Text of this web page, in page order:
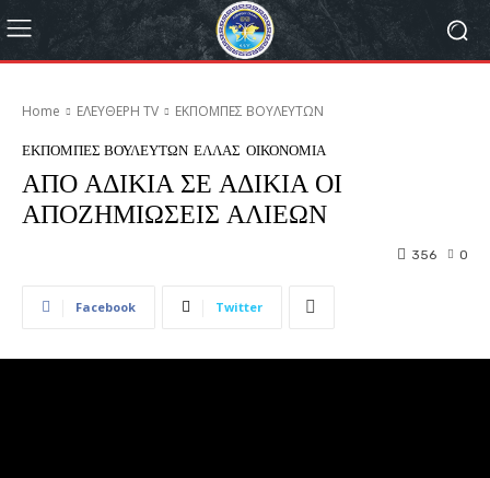
Home ΕΛΕΥΘΕΡΗ ΤV ΕΚΠΟΜΠΕΣ ΒΟΥΛΕΥΤΩΝ
ΕΚΠΟΜΠΕΣ ΒΟΥΛΕΥΤΩΝ ΕΛΛΑΣ ΟΙΚΟΝΟΜΙΑ
ΑΠΟ ΑΔΙΚΙΑ ΣΕ ΑΔΙΚΙΑ ΟΙ
ΑΠΟΖΗΜΙΩΣΕΙΣ ΑΛΙΕΩΝ
0
356
Facebook Twitter